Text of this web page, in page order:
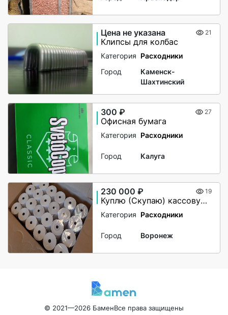
Цена не указана 21
Клипсы для колбас
Категория Расходники
Город
Каменск-
Шахтинский
300 ₽ 27
Офисная бумага
Категория Расходники
Город Калуга
230 000 ₽ 19
Куплю (Скупаю) кассовую (чековую) ленту термо 57мм и 80мм
Категория Расходники
Город Воронеж
© 2021—2026 БаменВсе права защищены